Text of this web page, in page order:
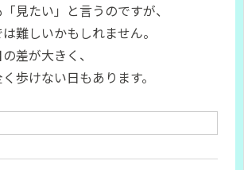
見たい」と言うのですが、
難しいかもしれません。
差が大きく、
歩けない日もあります。